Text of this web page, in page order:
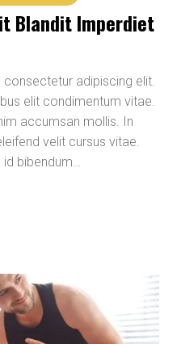
Blandit Imperdiet
adipiscing elit.
elit condimentum vitae.
accumsan mollis. In
velit cursus vitae.
bibendum…